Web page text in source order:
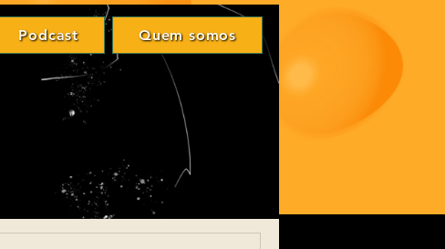
Podcast Quem somos
Login
Podcast Quem somos